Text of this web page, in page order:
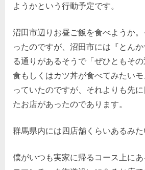
へ
ようかという行動予定です。
沼田市辺りお昼ご飯を食べようか
ったのですが、沼田市には『とん
る通りがあるそうで「ぜひともそ
食もしくはカツ丼が食べてみたい
っていたのですが、それよりも先
たお店があったのであります。
群馬県内には四店舗くらいあるみた
僕がいつも実家に帰るコース上に